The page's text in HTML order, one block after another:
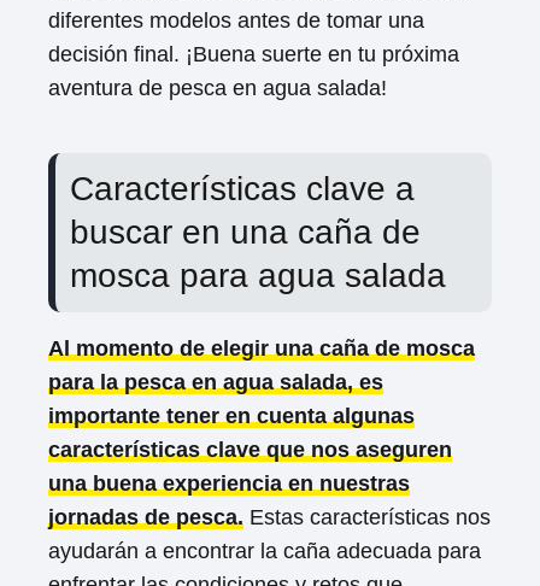
diferentes modelos antes de tomar una
decisión final. ¡Buena suerte en tu próxima
aventura de pesca en agua salada!
Características clave a
buscar en una caña de
mosca para agua salada
Al momento de elegir una caña de mosca
para la pesca en agua salada, es
importante tener en cuenta algunas
características clave que nos aseguren
una buena experiencia en nuestras
jornadas de pesca. Estas características nos
ayudarán a encontrar la caña adecuada para